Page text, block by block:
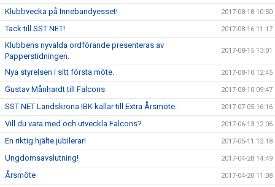
Klubbvecka på Innebandyesset! 2017-08-18 10:50
Tack till SST NET! 2017-08-16 11:17
Klubbens nyvalda ordförande presenteras av
Papperstidningen.
2017-08-15 13:01
Nya styrelsen i sitt första möte. 2017-08-10 12:45
Gustav Månhardt till Falcons 2017-08-10 09:47
SST NET Landskrona IBK kallar till Extra Årsmöte. 2017-07-05 16:16
Vill du vara med och utveckla Falcons? 2017-06-13 12:06
En riktig hjälte jubilerar! 2017-05-11 12:18
Ungdomsavslutning! 2017-04-28 14:49
Årsmöte 2017-04-20 11:08